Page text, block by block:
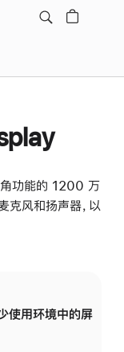
功能的 1200 万
风和扬声器，以
使用环境中的屏